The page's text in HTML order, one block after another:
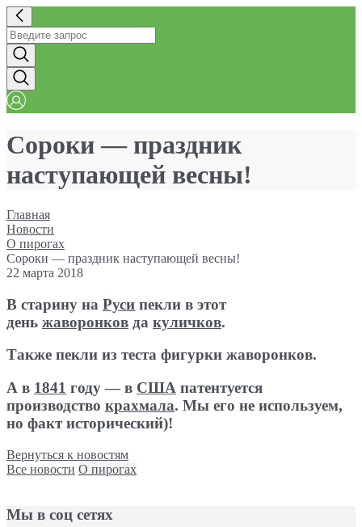
Сороки — праздник
наступающей весны!
Главная
Новости
О пирогах
Сороки — праздник наступающей весны!
22 марта 2018
В старину на Руси пекли в этот
день жаворонков да куличков.
Также пекли из теста фигурки жаворонков.
А в 1841 году — в США патентуется
производство крахмала. Мы его не используем,
но факт исторический)!
Вернуться к новостям
Все новости О пирогах
Мы в соц сетях